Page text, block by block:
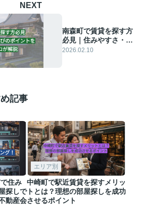
NEXT
南森町で賃貸を探す方
必見｜住みやすさ・物
件選びのポイントを不
2026.02.10
記事
住み
探しで
動産会
エリア別
中崎町で駅近賃貸を探すメリッ
トとは？理想の部屋探しを成功
させるポイント